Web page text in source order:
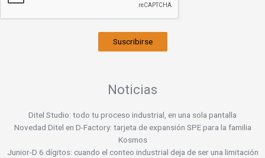
Suscribirse
Noticias
Ditel Studio: todo tu proceso industrial, en una sola pantalla
Novedad Ditel en D-Factory: tarjeta de expansión SPE para la familia
Kosmos
Junior-D 6 dígitos: cuando el conteo industrial deja de ser una limitación